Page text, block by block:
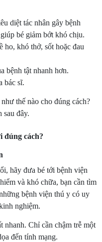
diệt tác nhân gây bệnh
bé giảm bớt khó chịu.
ho, khó thở, sốt hoặc đau
bệnh tật nhanh hơn.
bác sĩ.
thế nào cho đúng cách?
sau đây.
đúng cách?
hãy đưa bé tới bệnh viện
và khó chữa, bạn cần tìm
bệnh viện thú y có uy
nghiệm.
nhanh. Chỉ cần chậm trễ một
đến tính mạng.